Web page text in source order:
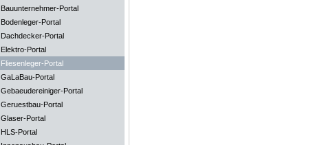
Bauunternehmer-Portal
Bodenleger-Portal
Dachdecker-Portal
Elektro-Portal
Fliesenleger-Portal
GaLaBau-Portal
Gebaeudereiniger-Portal
Geruestbau-Portal
Glaser-Portal
HLS-Portal